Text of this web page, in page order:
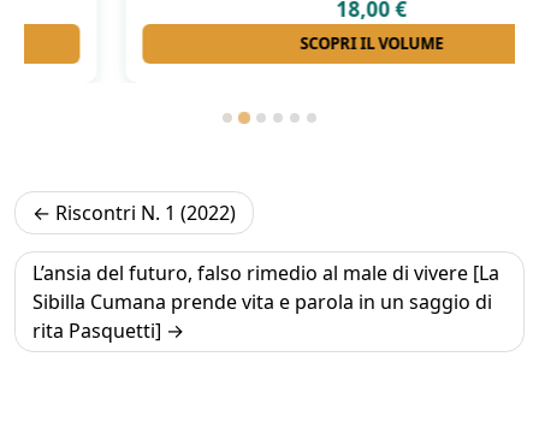
SCOPRI IL VOLUME
Navigazione
articoli
Riscontri N. 1 (2022)
L’ansia del futuro, falso rimedio al male di vivere [La
Sibilla Cumana prende vita e parola in un saggio di
rita Pasquetti]